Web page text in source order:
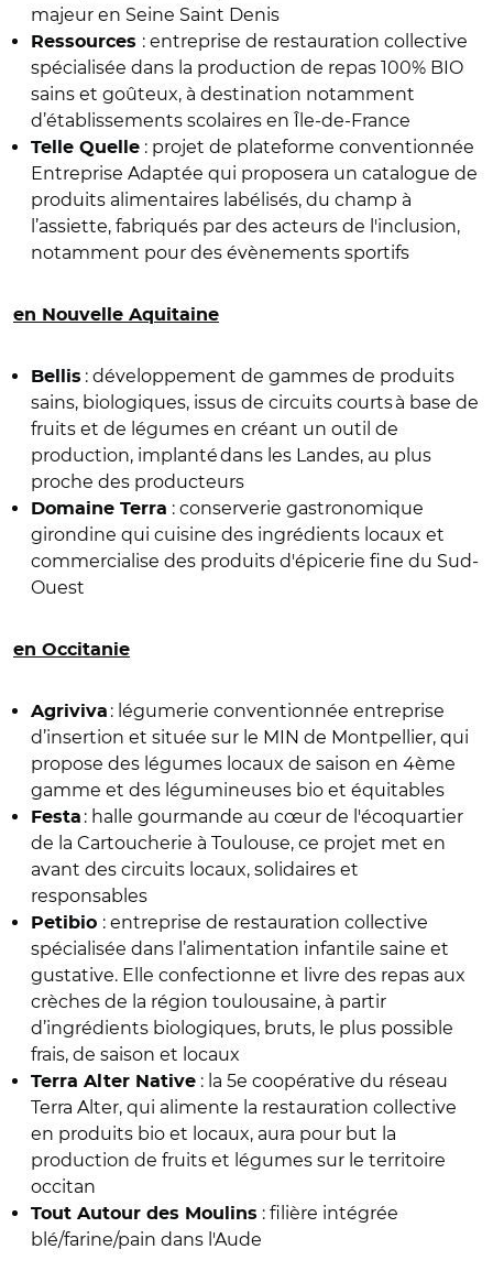
majeur en Seine Saint Denis
Ressources : entreprise de restauration collective
spécialisée dans la production de repas 100% BIO
sains et goûteux, à destination notamment
d’établissements scolaires en Île-de-France
Telle Quelle : projet de plateforme conventionnée
Entreprise Adaptée qui proposera un catalogue de
produits alimentaires labélisés, du champ à
l’assiette, fabriqués par des acteurs de l'inclusion,
notamment pour des évènements sportifs
en Nouvelle Aquitaine
Bellis : développement de gammes de produits
sains, biologiques, issus de circuits courts à base de
fruits et de légumes en créant un outil de
production, implanté dans les Landes, au plus
proche des producteurs
Domaine Terra : conserverie gastronomique
girondine qui cuisine des ingrédients locaux et
commercialise des produits d'épicerie fine du Sud-
Ouest
en Occitanie
Agriviva : légumerie conventionnée entreprise
d’insertion et située sur le MIN de Montpellier, qui
propose des légumes locaux de saison en 4ème
gamme et des légumineuses bio et équitables
Festa : halle gourmande au cœur de l'écoquartier
de la Cartoucherie à Toulouse, ce projet met en
avant des circuits locaux, solidaires et
responsables
Petibio : entreprise de restauration collective
spécialisée dans l’alimentation infantile saine et
gustative. Elle confectionne et livre des repas aux
crèches de la région toulousaine, à partir
d’ingrédients biologiques, bruts, le plus possible
frais, de saison et locaux
Terra Alter Native : la 5e coopérative du réseau
Terra Alter, qui alimente la restauration collective
en produits bio et locaux, aura pour but la
production de fruits et légumes sur le territoire
occitan
Tout Autour des Moulins : filière intégrée
blé/farine/pain dans l'Aude